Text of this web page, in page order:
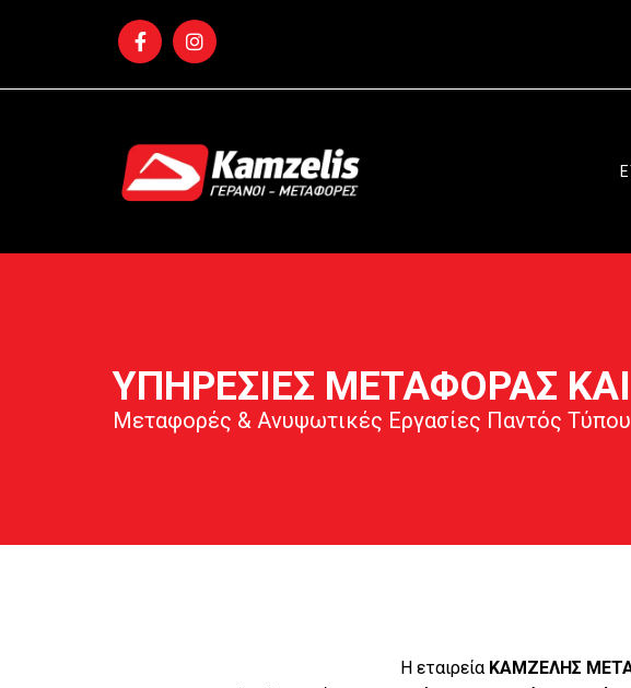
ΥΠΗΡΕΣΙΕΣ ΜΕΤΑΦΟΡΑΣ
Μεταφορές & Ανυψωτικές Εργασίες Παντός Τύπου
Η εταιρείαΚΑΜΖΕΛΗΣ